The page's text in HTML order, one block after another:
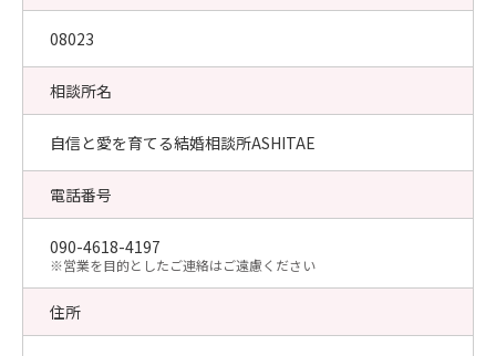
08023
相談所名
自信と愛を育てる結婚相談所ASHITAE
電話番号
090-4618-4197
​※営業を目的としたご連絡はご遠慮ください
住所